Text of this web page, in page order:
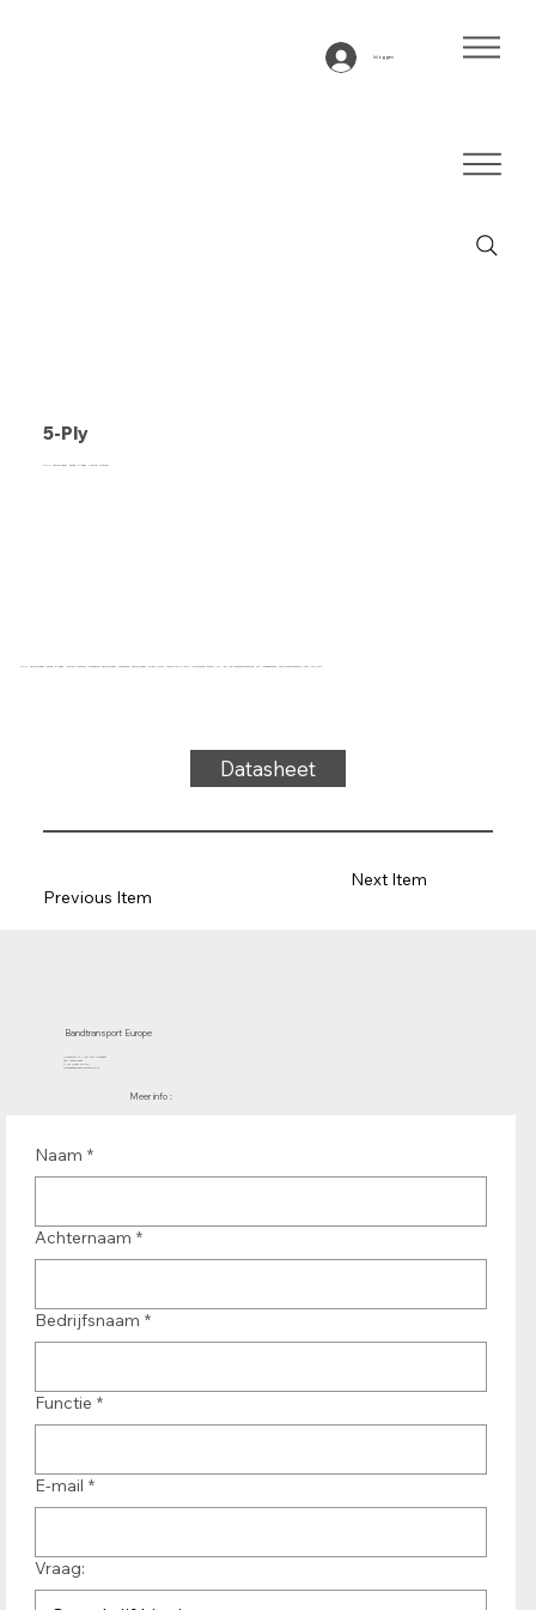
Inloggen
5-Ply
5-ply, natuurrubber, beige, 5-laags flexibel weefsel
5-ply, natuurrubber, beige, 5-laags flexibel weefsel, bovenzijde: natuurrubber, onderzijde: natuurrubber, dikte 2,7mm, kracht-rek 4N/mm, roldiameter 50mm, rol-, glij- en trogondersteuning, FDA goedgekeurd, temperatuurbereik -40°C tot 121°C
Datasheet
Previous Item
Next Item
Bandtransport Europe
Molenwerf 12 | 1911 DB Uitgeest
the Netherlands
T.:+31 (0)251 319 119
info@bandtransporteurope.nl
Meer info :
Naam *
Achternaam *
Bedrijfsnaam *
Functie *
E-mail *
Vraag: